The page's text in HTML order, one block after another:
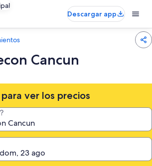
Descargar app
Cancun
ver los precios